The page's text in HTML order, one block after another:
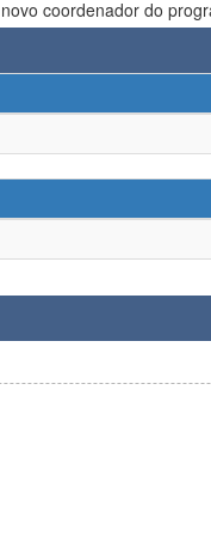
coordenador do